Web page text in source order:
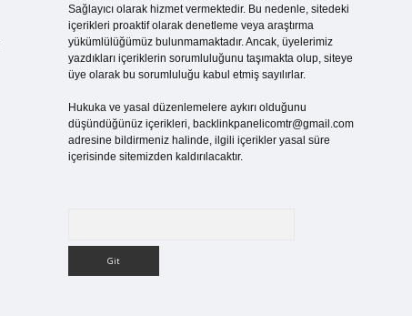
Sağlayıcı olarak hizmet vermektedir. Bu nedenle, sitedeki
içerikleri proaktif olarak denetleme veya araştırma
yükümlülüğümüz bulunmamaktadır. Ancak, üyelerimiz
yazdıkları içeriklerin sorumluluğunu taşımakta olup, siteye
üye olarak bu sorumluluğu kabul etmiş sayılırlar.
Hukuka ve yasal düzenlemelere aykırı olduğunu
düşündüğünüz içerikleri, backlinkpanelicomtr@gmail.com
adresine bildirmeniz halinde, ilgili içerikler yasal süre
içerisinde sitemizden kaldırılacaktır.